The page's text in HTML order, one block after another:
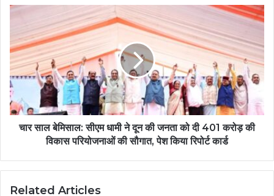
चार साल बेमिसाल: सीएम धामी ने दून की जनता को दी 401 करोड़ की
विकास परियोजनाओं की सौगात, पेश किया रिपोर्ट कार्ड
Related Articles